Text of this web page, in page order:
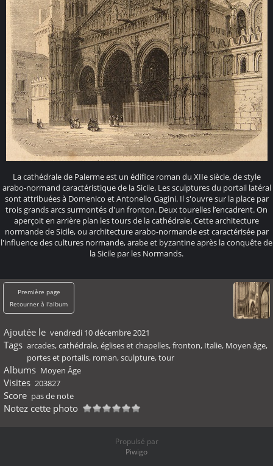
La cathédrale de Palerme est un édifice roman du XIIe siècle, de style
arabo-normand caractéristique de la Sicile. Les sculptures du portail latéral
sont attribuées à Domenico et Antonello Gagini. Il s'ouvre sur la place par
trois grands arcs surmontés d'un fronton. Deux tourelles l’encadrent. On
aperçoit en arrière plan les tours de la cathédrale. Cette architecture
normande de Sicile, ou architecture arabo-normande est caractérisée par
l'influence des cultures normande, arabe et byzantine après la conquête de
la Sicile par les Normands.
Première page
Retourner à l'album
Ajoutée le vendredi 10 décembre 2021
Tags arcades,cathédrale,églises et chapelles,fronton, Italie, Moyen âge,
portes et portails, roman,sculpture,tour
Albums Moyen Âge
Visites 203827
Score pas de note
Notez cette photo
Propulsé par
Piwigo